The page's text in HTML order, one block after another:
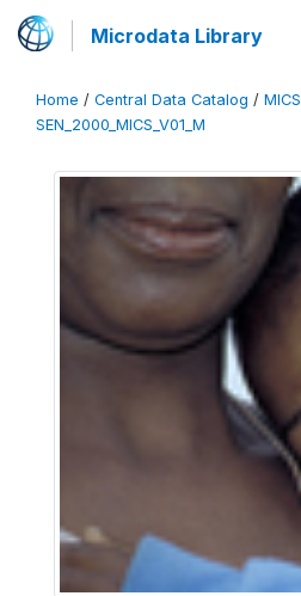
Microdata Library
Home / Central Data Catalog / MICS
SEN_2000_MICS_V01_M